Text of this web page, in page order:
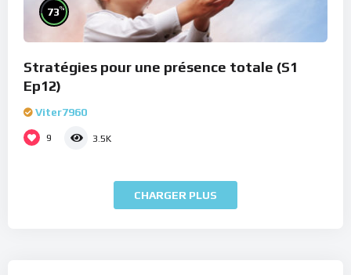
73%
Stratégies pour une présence totale (S1
Ep12)
Viter7960
9 3.5K
CHARGER PLUS